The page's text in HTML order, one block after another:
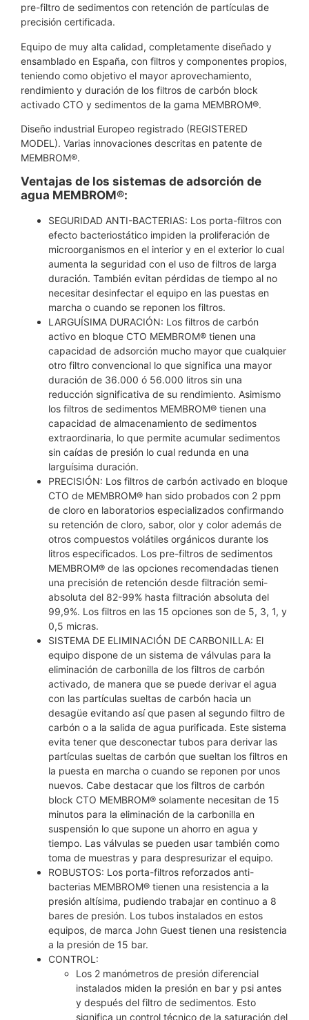
pre-filtro de sedimentos con retención de partículas de
precisión certificada.
Equipo de muy alta calidad, completamente diseñado y
ensamblado en España, con filtros y componentes propios,
teniendo como objetivo el mayor aprovechamiento,
rendimiento y duración de los filtros de carbón block
activado CTO y sedimentos de la gama MEMBROM®.
Diseño industrial Europeo registrado (REGISTERED
MODEL). Varias innovaciones descritas en patente de
MEMBROM®.
Ventajas de los sistemas de adsorción de
agua MEMBROM®:
SEGURIDAD ANTI-BACTERIAS: Los porta-filtros con
efecto bacteriostático impiden la proliferación de
microorganismos en el interior y en el exterior lo cual
aumenta la seguridad con el uso de filtros de larga
duración. También evitan pérdidas de tiempo al no
necesitar desinfectar el equipo en las puestas en
marcha o cuando se reponen los filtros.
LARGUÍSIMA DURACIÓN: Los filtros de carbón
activo en bloque CTO MEMBROM® tienen una
capacidad de adsorción mucho mayor que cualquier
otro filtro convencional lo que significa una mayor
duración de 36.000 ó 56.000 litros sin una
reducción significativa de su rendimiento. Asimismo
los filtros de sedimentos MEMBROM® tienen una
capacidad de almacenamiento de sedimentos
extraordinaria, lo que permite acumular sedimentos
sin caídas de presión lo cual redunda en una
larguísima duración.
PRECISIÓN: Los filtros de carbón activado en bloque
CTO de MEMBROM® han sido probados con 2 ppm
de cloro en laboratorios especializados confirmando
su retención de cloro, sabor, olor y color además de
otros compuestos volátiles orgánicos durante los
litros especificados. Los pre-filtros de sedimentos
MEMBROM® de las opciones recomendadas tienen
una precisión de retención desde filtración semi-
absoluta del 82-99% hasta filtración absoluta del
99,9%. Los filtros en las 15 opciones son de 5, 3, 1, y
0,5 micras.
SISTEMA DE ELIMINACIÓN DE CARBONILLA: El
equipo dispone de un sistema de válvulas para la
eliminación de carbonilla de los filtros de carbón
activado, de manera que se puede derivar el agua
con las partículas sueltas de carbón hacia un
desagüe evitando así que pasen al segundo filtro de
carbón o a la salida de agua purificada. Este sistema
evita tener que desconectar tubos para derivar las
partículas sueltas de carbón que sueltan los filtros en
la puesta en marcha o cuando se reponen por unos
nuevos. Cabe destacar que los filtros de carbón
block CTO MEMBROM® solamente necesitan de 15
minutos para la eliminación de la carbonilla en
suspensión lo que supone un ahorro en agua y
tiempo. Las válvulas se pueden usar también como
toma de muestras y para despresurizar el equipo.
ROBUSTOS: Los porta-filtros reforzados anti-
bacterias MEMBROM® tienen una resistencia a la
presión altísima, pudiendo trabajar en continuo a 8
bares de presión. Los tubos instalados en estos
equipos, de marca John Guest tienen una resistencia
a la presión de 15 bar.
CONTROL:
Los 2 manómetros de presión diferencial
instalados miden la presión en bar y psi antes
y después del filtro de sedimentos. Esto
significa un control técnico de la saturación del